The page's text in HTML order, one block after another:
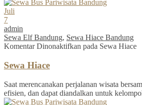
Juli
7
admin
Sewa Elf Bandung, Sewa Hiace Bandung
Komentar Dinonaktifkan pada Sewa Hiace
Sewa Hiace
Saat merencanakan perjalanan wisata
efisien, dan dapat diandalkan untuk